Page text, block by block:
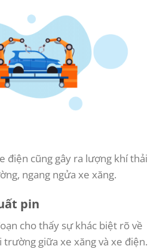
điện cũng gây ra lượng khí thải
ngang ngửa xe xăng.
pin
cho thấy sự khác biệt rõ về
giữa xe xăng và xe điện.